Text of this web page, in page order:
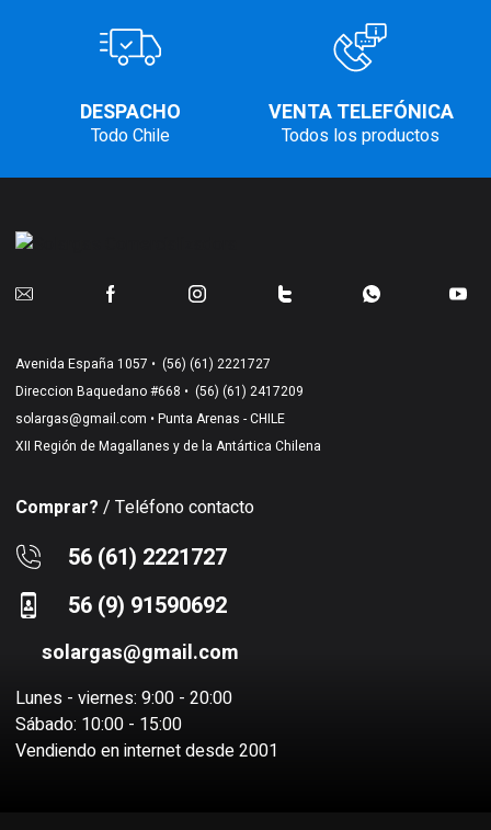
DESPACHO
Todo Chile
VENTA TELEFÓNICA
Todos los productos
Avenida España 1057 • (56) (61) 2221727
Direccion Baquedano #668 • (56) (61) 2417209
solargas@gmail.com • Punta Arenas - CHILE
XII Región de Magallanes y de la Antártica Chilena
Comprar? / Teléfono contacto
56 (61) 2221727
56 (9) 91590692
solargas@gmail.com
Lunes - viernes: 9:00 - 20:00
Sábado: 10:00 - 15:00
Vendiendo en internet desde 2001